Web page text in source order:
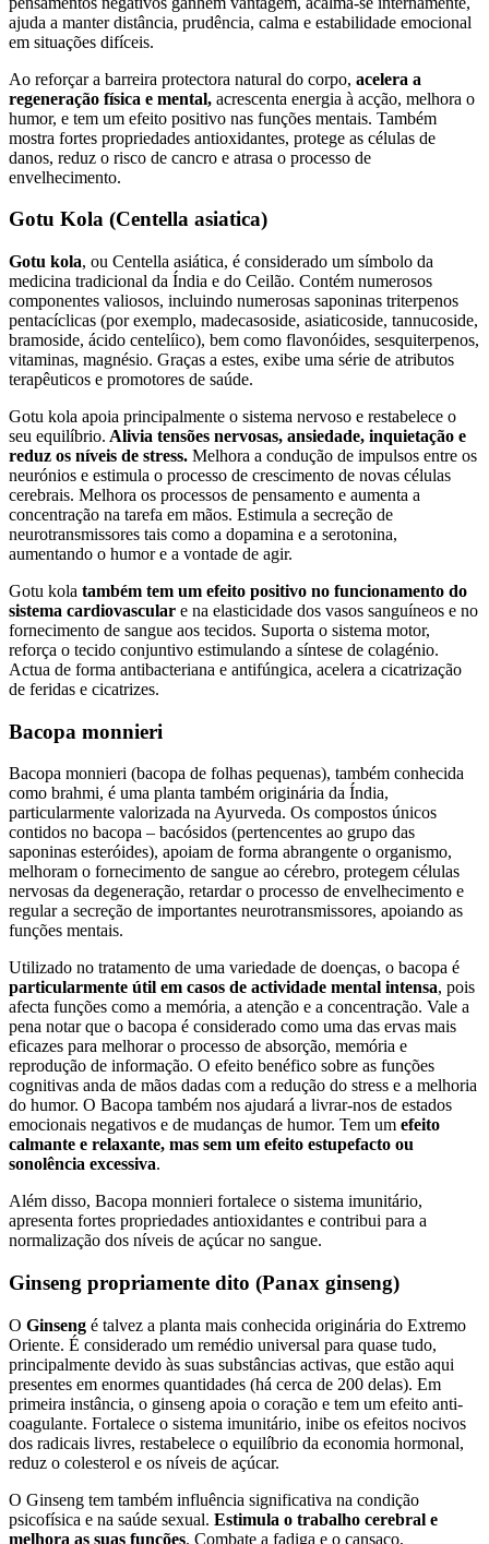
ajuda a manter distância, prudência, calma e estabilidade emocional
em situações difíceis.
Ao reforçar a barreira protectora natural do corpo, acelera a
regeneração física e mental, acrescenta energia à acção, melhora o
humor, e tem um efeito positivo nas funções mentais. Também
mostra fortes propriedades antioxidantes, protege as células de
danos, reduz o risco de cancro e atrasa o processo de
envelhecimento.
Gotu Kola (Centella asiatica)
Gotu kola, ou Centella asiática, é considerado um símbolo da
medicina tradicional da Índia e do Ceilão. Contém numerosos
componentes valiosos, incluindo numerosas saponinas triterpenos
pentacíclicas (por exemplo, madecasoside, asiaticoside, tannucoside,
bramoside, ácido centelíico), bem como flavonóides, sesquiterpenos,
vitaminas, magnésio. Graças a estes, exibe uma série de atributos
terapêuticos e promotores de saúde.
Gotu kola apoia principalmente o sistema nervoso e restabelece o
seu equilíbrio. Alivia tensões nervosas, ansiedade, inquietação e
reduz os níveis de stress. Melhora a condução de impulsos entre os
neurónios e estimula o processo de crescimento de novas células
cerebrais. Melhora os processos de pensamento e aumenta a
concentração na tarefa em mãos. Estimula a secreção de
neurotransmissores tais como a dopamina e a serotonina,
aumentando o humor e a vontade de agir.
Gotu kola também tem um efeito positivo no funcionamento do
sistema cardiovascular e na elasticidade dos vasos sanguíneos e no
fornecimento de sangue aos tecidos. Suporta o sistema motor,
reforça o tecido conjuntivo estimulando a síntese de colagénio.
Actua de forma antibacteriana e antifúngica, acelera a cicatrização
de feridas e cicatrizes.
Bacopa monnieri
Bacopa monnieri (bacopa de folhas pequenas), também conhecida
como brahmi, é uma planta também originária da Índia,
particularmente valorizada na Ayurveda. Os compostos únicos
contidos no bacopa – bacósidos (pertencentes ao grupo das
saponinas esteróides), apoiam de forma abrangente o organismo,
melhoram o fornecimento de sangue ao cérebro, protegem células
nervosas da degeneração, retardar o processo de envelhecimento e
regular a secreção de importantes neurotransmissores, apoiando as
funções mentais.
Utilizado no tratamento de uma variedade de doenças, o bacopa é
particularmente útil em casos de actividade mental intensa, pois
afecta funções como a memória, a atenção e a concentração. Vale a
pena notar que o bacopa é considerado como uma das ervas mais
eficazes para melhorar o processo de absorção, memória e
reprodução de informação. O efeito benéfico sobre as funções
cognitivas anda de mãos dadas com a redução do stress e a melhoria
do humor. O Bacopa também nos ajudará a livrar-nos de estados
emocionais negativos e de mudanças de humor. Tem um efeito
calmante e relaxante, mas sem um efeito estupefacto ou
sonolência excessiva.
Além disso, Bacopa monnieri fortalece o sistema imunitário,
apresenta fortes propriedades antioxidantes e contribui para a
normalização dos níveis de açúcar no sangue.
Ginseng propriamente dito (Panax ginseng)
O Ginseng é talvez a planta mais conhecida originária do Extremo
Oriente. É considerado um remédio universal para quase tudo,
principalmente devido às suas substâncias activas, que estão aqui
presentes em enormes quantidades (há cerca de 200 delas). Em
primeira instância, o ginseng apoia o coração e tem um efeito anti-
coagulante. Fortalece o sistema imunitário, inibe os efeitos nocivos
dos radicais livres, restabelece o equilíbrio da economia hormonal,
reduz o colesterol e os níveis de açúcar.
O Ginseng tem também influência significativa na condição
psicofísica e na saúde sexual. Estimula o trabalho cerebral e
melhora as suas funções. Combate a fadiga e o cansaço,